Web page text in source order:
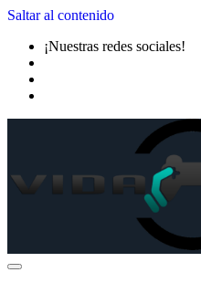
Saltar al contenido
¡Nuestras redes sociales!